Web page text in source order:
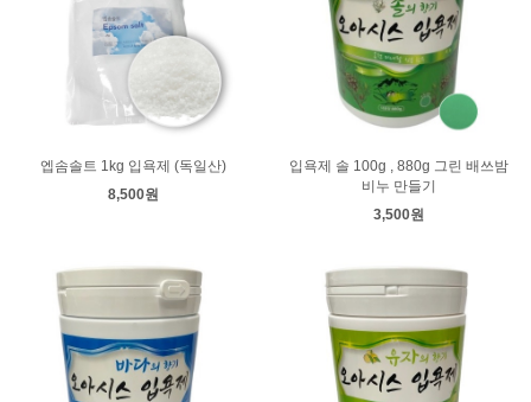
엡솜솔트 1kg 입욕제 (독일산)
8,500원
입욕제 솔 100g , 880g 그린 배쓰밤
비누 만들기
3,500원